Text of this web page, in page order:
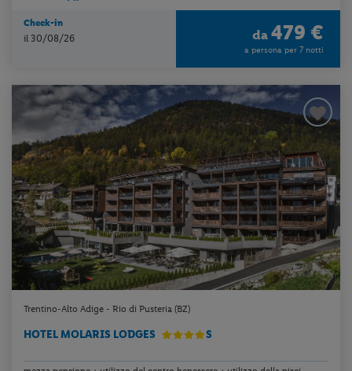
Check-in
il 30/08/26 da 479 €
a persona per 7 notti
Trentino-Alto Adige - Rio di Pusteria (BZ)
HOTEL MOLARIS LODGES S